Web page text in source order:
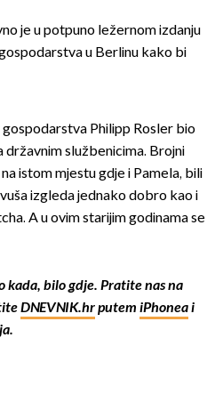
je u potpuno ležernom izdanju
u Berlinu kako bi
Philipp Rosler bio
državnim službenicima. Brojni
istom mjestu gdje i Pamela, bili
izgleda jednako dobro kao i
A u ovim starijim godinama se
bilo gdje. Pratite nas na
DNEVNIK.hrputem iPhoneai